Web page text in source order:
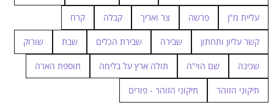
עליית מ"ן פרשה צר ואריך קבלה קרח
קשר עליון ותחתון שבירה שבירת הכלים שבת שורוק
שכינה שם הוי"ה תולה ארץ על בלימה תוספת הארה
תיקוני הזוהר תיקוני הזוהר - פורים